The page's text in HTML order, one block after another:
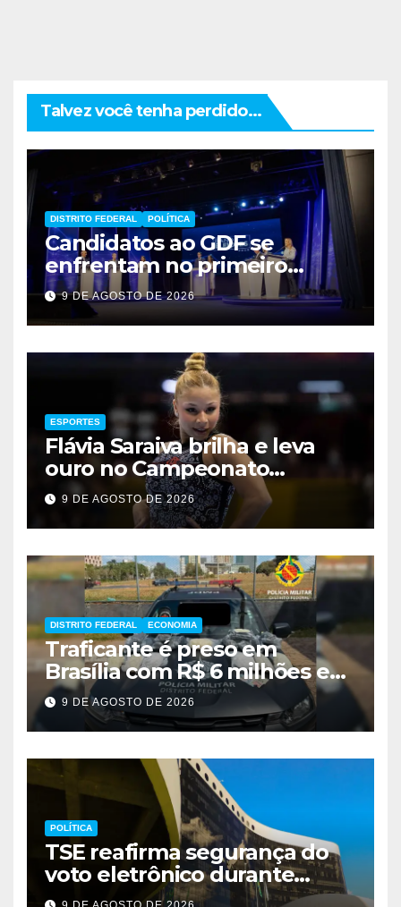
Talvez você tenha perdido...
DISTRITO FEDERAL POLÍTICA
Candidatos ao GDF se
enfrentam no primeiro
debate de 2026
9 DE AGOSTO DE 2026
ESPORTES
Flávia Saraiva brilha e leva
ouro no Campeonato
Brasileiro de Ginástica
9 DE AGOSTO DE 2026
DISTRITO FEDERAL ECONOMIA
Traficante é preso em
Brasília com R$ 6 milhões em
metanfetamina
9 DE AGOSTO DE 2026
POLÍTICA
TSE reafirma segurança do
voto eletrônico durante
evento em Brasília